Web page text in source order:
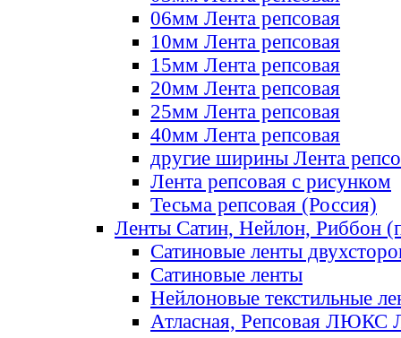
06мм Лента репсовая
10мм Лента репсовая
15мм Лента репсовая
20мм Лента репсовая
25мм Лента репсовая
40мм Лента репсовая
другие ширины Лента
Лента репсовая с рисунком
Тесьма репсовая (Россия)
Ленты Сатин, Нейлон, Риббон
Сатиновые ленты
Сатиновые ленты
Нейлоновые текстильные
Атласная, Репсовая ЛЮКС